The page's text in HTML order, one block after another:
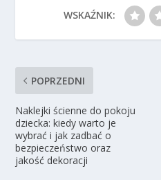
WSKAŹNIK:
POPRZEDNI
Naklejki ścienne do pokoju
dziecka: kiedy warto je
wybrać i jak zadbać o
bezpieczeństwo oraz
jakość dekoracji